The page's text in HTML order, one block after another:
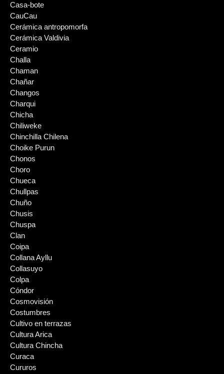
Casa-bote
CauCau
Cerámica antropomorfa
Cerámica Valdivia
Ceramio
Challa
Chaman
Chañar
Changos
Charqui
Chicha
Chiliweke
Chinchilla Chilena
Choike Purun
Chonos
Choro
Chueca
Chullpas
Chuño
Chusis
Chuspa
Clan
Coipa
Collana Ayllu
Collasuyo
Colpa
Cóndor
Cosmovisión
Costumbres
Cultivo en terrazas
Cultura Arica
Cultura Chincha
Curaca
Cururos